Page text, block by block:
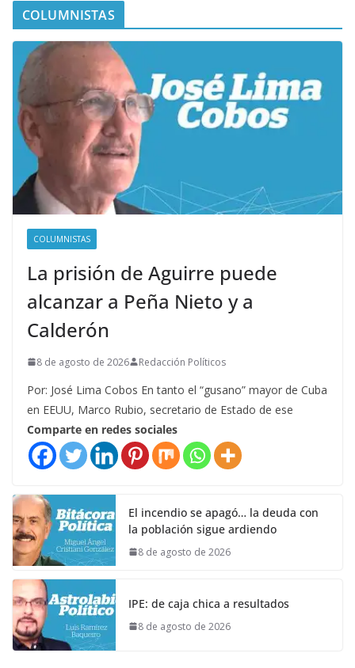
COLUMNISTAS
COLUMNISTAS
La prisión de Aguirre puede
alcanzar a Peña Nieto y a
Calderón
8 de agosto de 2026 Redacción Políticos
Por: José Lima Cobos En tanto el “gusano” mayor de Cuba
en EEUU, Marco Rubio, secretario de Estado de ese
Comparte en redes sociales
El incendio se apagó… la deuda con
la población sigue ardiendo
8 de agosto de 2026
IPE: de caja chica a resultados
8 de agosto de 2026